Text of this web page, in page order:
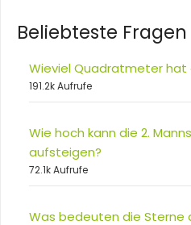
Beliebteste Fragen
Wieviel Quadratmeter hat
191.2k Aufrufe
Wie hoch kann die 2.
aufsteigen?
72.1k Aufrufe
Was bedeuten die Sterne